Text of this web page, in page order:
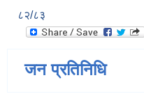
८२/८३
जन प्रतिनिधि